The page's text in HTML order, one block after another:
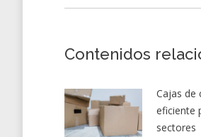
Contenidos
Cajas de
eficiente
sectores